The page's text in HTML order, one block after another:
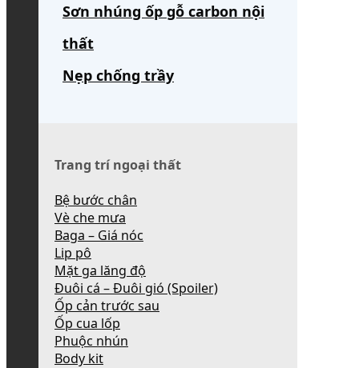
Sơn nhúng ốp gỗ carbon nội
thất
Nẹp chống trầy
Trang trí ngoại thất
Bệ bước chân
Vè che mưa
Baga – Giá nóc
Lip pô
Mặt ga lăng độ
Đuôi cá – Đuôi gió (Spoiler)
Ốp cản trước sau
Ốp cua lốp
Phuộc nhún
Body kit